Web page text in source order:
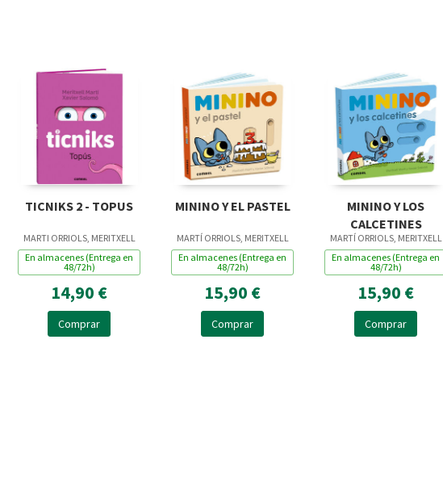
TICNIKS 2 - TOPUS
MARTI ORRIOLS, MERITXELL
En almacenes (Entrega en
48/72h)
14,90 €
Comprar
MININO Y EL PASTEL
MARTÍ ORRIOLS, MERITXELL
En almacenes (Entrega en
48/72h)
15,90 €
Comprar
MININO Y LOS
CALCETINES
MARTÍ ORRIOLS, MERITXELL
En almacenes (Entrega en
48/72h)
15,90 €
Comprar